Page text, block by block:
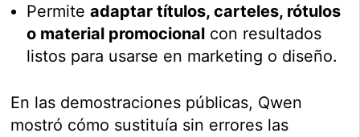
Permiteadaptar títulos, carteles, rótulos
o material promocional con resultados
listos para usarse en marketing o diseño.
En las demostraciones públicas, Qwen
mostró cómo sustituía sin errores las